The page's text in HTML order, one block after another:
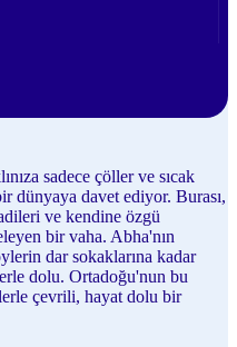
sadece çöller ve sıcak
dünyaya davet ediyor. Burası,
ve kendine özgü
bir vaha. Abha'nın
dar sokaklarına kadar
dolu. Ortadoğu'nun bu
çevrili, hayat dolu bir